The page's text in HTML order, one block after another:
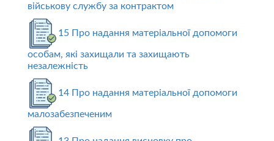
військову службу за контрактом
15 Про надання матеріальної допомоги
особам, які захищали та захищають
незалежність
14 Про надання матеріальної допомоги
малозабезпеченим